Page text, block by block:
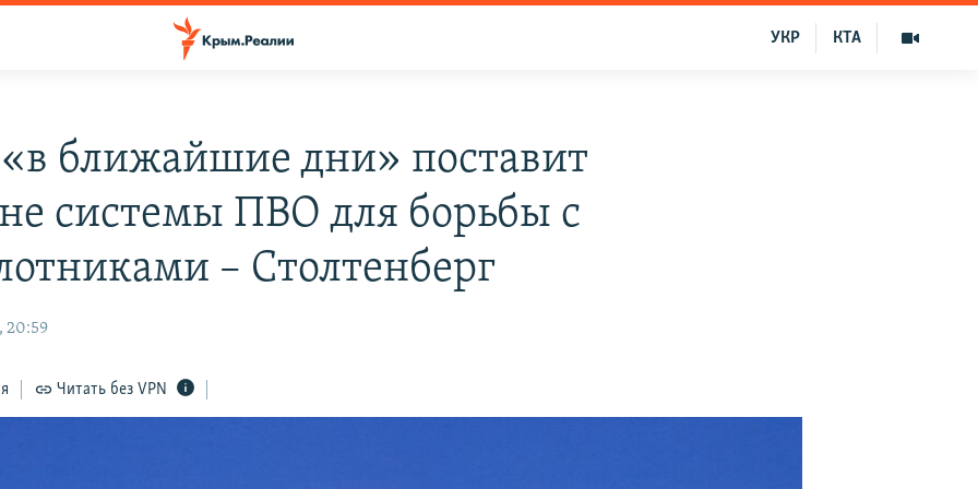
КТА
УКР
ближайшие дни» поставит
системы ПВО для борьбы с
– Столтенберг
20:59
Читать без VPN